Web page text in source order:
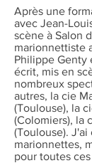
Après une
avec Jean-
scène à Salon
marionnettiste
Philippe Genty
écrit, mis en
nombreux
autres, la cie
(Toulouse), la
(Colomiers), la
(Toulouse).
marionnettes,
pour toutes